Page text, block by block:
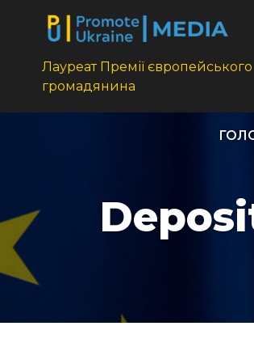
Лауреат Премії європейського
громадянина